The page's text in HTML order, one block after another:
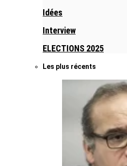
Idées
Interview
ELECTIONS 2025
Les plus récents